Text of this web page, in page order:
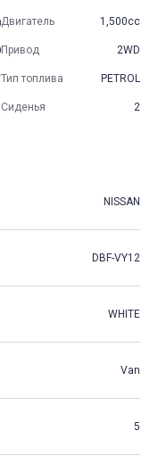
Двигатель 1,500cc
Привод 2WD
Тип топлива PETROL
Сиденья 2
NISSAN
DBF-VY12
WHITE
Van
5